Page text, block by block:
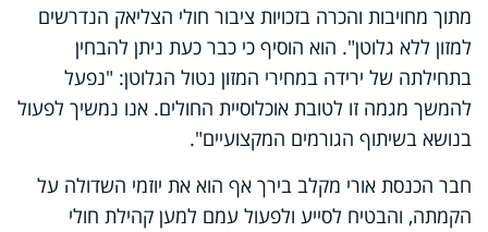
מתוך מחויבות והכרה בזכויות ציבור חולי הצליאק הנדרשים
למזון ללא גלוטן". הוא הוסיף כי כבר כעת ניתן להבחין
בתחילתה של ירידה במחירי המזון נטול הגלוטן: "נפעל
להמשך מגמה זו לטובת אוכלוסיית החולים. אנו נמשיך לפעול
בנושא בשיתוף הגורמים המקצועיים".
חבר הכנסת אורי מקלב בירך אף הוא את יוזמי השדולה על
הקמתה, והבטיח לסייע ולפעול עמם למען קהילת חולי